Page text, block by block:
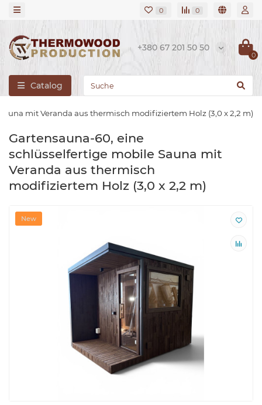
0 0
+380 67 201 50 50
0
Catalog
mit Veranda aus thermisch modifiziertem Holz (3,0 x 2,2 m)
Gartensauna-60, eine
schlüsselfertige mobile Sauna mit
Veranda aus thermisch
modifiziertem Holz (3,0 x 2,2 m)
New